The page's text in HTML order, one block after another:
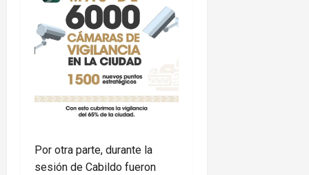
Por otra parte, durante la
sesión de Cabildo fueron